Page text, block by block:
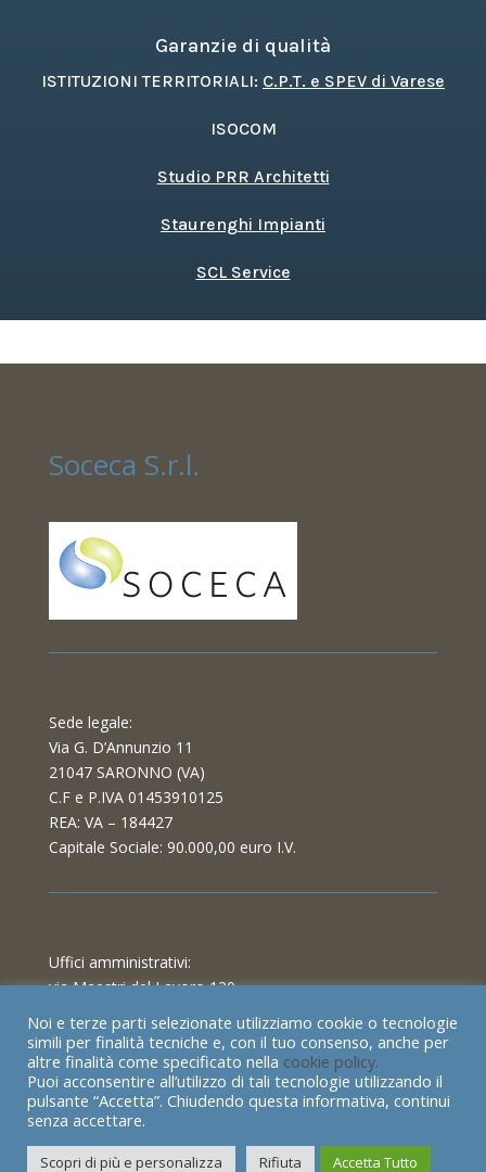
Garanzie di qualità
ISTITUZIONI TERRITORIALI: C.P.T. e SPEV di Varese
ISOCOM
Studio PRR Architetti
Staurenghi Impianti
SCL Service
Soceca S.r.l.
Sede legale:
Via G. D’Annunzio 11
21047 SARONNO (VA)
C.F e P.IVA 01453910125
REA: VA – 184427
Capitale Sociale: 90.000,00 euro I.V.
Uffici amministrativi:
via Maestri del Lavoro 120
21040 Cislago (VA)
telefono: (+ 39) 02 96409683
fax: (+ 39) 02 96409684
email: info@soceca.it
pec: soceca@legalmail.it
Noi e terze parti selezionate utilizziamo cookie o tecnologie
simili per finalità tecniche e, con il tuo consenso, anche per
altre finalità come specificato nella cookie policy.
Puoi acconsentire all’utilizzo di tali tecnologie utilizzando il
pulsante “Accetta”. Chiudendo questa informativa, continui
senza accettare.
Scopri di più e personalizza Rifiuta Accetta Tutto